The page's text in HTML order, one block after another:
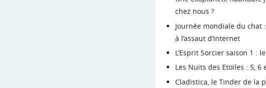
chez nous ?
Journée mondiale du chat
à l’assaut d’Internet
L’Esprit Sorcier saison 1 :
Les Nuits des Etoiles : 5, 6
Cladistica, le Tinder de la